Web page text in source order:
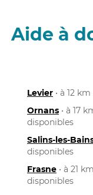
Aide à
Levier • à 12
Ornans • à 17
disponibles
Salins-les-
disponibles
Frasne • à 21
disponibles